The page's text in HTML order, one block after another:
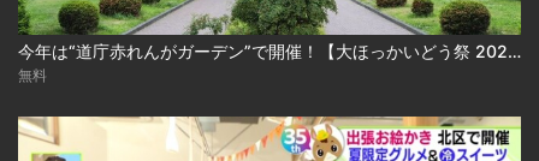
今年は“道庁赤れんがガーデン”で開催！【大ほっかいどう祭 2026】
無料